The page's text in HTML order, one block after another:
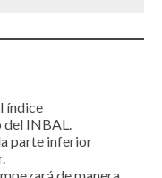
índice
del INBAL.
parte inferior